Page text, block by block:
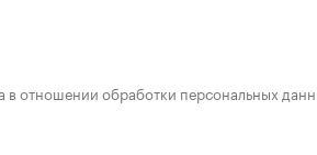
в отношении обработки персональных